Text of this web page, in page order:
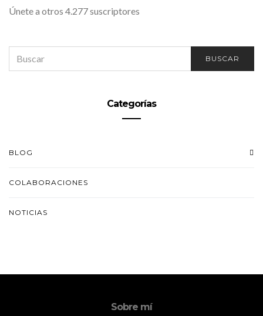
Únete a otros 4.277 suscriptores
FOR:
BUSCAR
Categorías
BLOG
COLABORACIONES
NOTICIAS
Sobre mí